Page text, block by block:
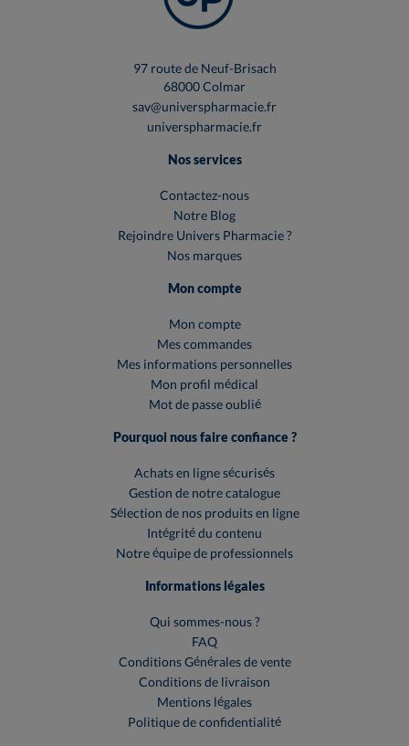
97 route de Neuf-Brisach
68000 Colmar
sav@universpharmacie.fr
universpharmacie.fr
Nos services
Contactez-nous
Notre Blog
Rejoindre Univers Pharmacie ?
Nos marques
Mon compte
Mon compte
Mes commandes
Mes informations personnelles
Mon profil médical
Mot de passe oublié
Pourquoi nous faire confiance ?
Achats en ligne sécurisés
Gestion de notre catalogue
Sélection de nos produits en ligne
Intégrité du contenu
Notre équipe de professionnels
Informations légales
Qui sommes-nous ?
FAQ
Conditions Générales de vente
Conditions de livraison
Mentions légales
Politique de confidentialité